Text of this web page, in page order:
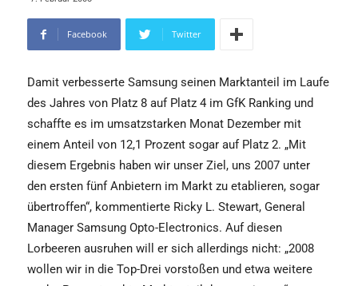
Facebook Twitter
Damit verbesserte Samsung seinen Marktanteil im Laufe
des Jahres von Platz 8 auf Platz 4 im GfK Ranking und
schaffte es im umsatzstarken Monat Dezember mit
einem Anteil von 12,1 Prozent sogar auf Platz 2. „Mit
diesem Ergebnis haben wir unser Ziel, uns 2007 unter
den ersten fünf Anbietern im Markt zu etablieren, sogar
übertroffen“, kommentierte Ricky L. Stewart, General
Manager Samsung Opto-Electronics. Auf diesen
Lorbeeren ausruhen will er sich allerdings nicht: „2008
wollen wir in die Top-Drei vorstoßen und etwa weitere